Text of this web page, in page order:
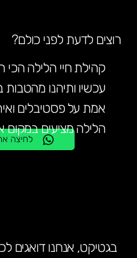
לחיצה
קהילת חיי הלילה
עכשיו ותיהנו מהטבות
אמת על פסטיבלים
הלילה מציעים
רוצים לדעת לפני כולם?
בגטיקט, אנחנו דואגים